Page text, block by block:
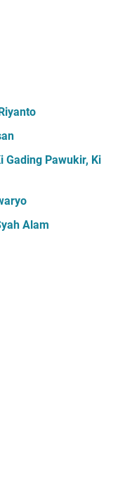
Gading Pawukir, Ki
Alam